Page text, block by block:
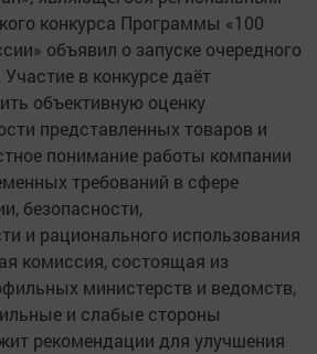
конкурса Программы «100
объявил о запуске очередного
в конкурсе даёт
объективную оценку
представленных товаров и
понимание работы компании
требований в сфере
безопасности,
и рационального использования
комиссия, состоящая из
министерств и ведомств,
и слабые стороны
рекомендации для улучшения